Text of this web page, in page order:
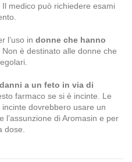
medico può richiedere esami
l’uso in donne che hanno
. Non è destinato alle donne che
a un feto in via di
farmaco se si è incinte. Le
dovrebbero usare un
l’assunzione di Aromasin e per
dose.